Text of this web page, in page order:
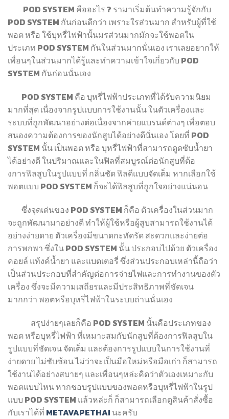
POD SYSTEM คืออะไร ? รามาเริ่มต้นทำความรู้จักกับ
POD SYSTEM กันก่อนดีกว่า เพราะใรส่วนมาก สำหรับผู้ที่ใช้
พอต หรือ ใช้บุหรี่ไฟฟ้านั้นมรส่วนมากมักจะใช้พอตใน
ประเภท POD SYSTEM กันในส่วนมากนั่นเอง เราเลยอยากให้
เพื่อนๆในส่วนมากได้รู้และทำความเข้าใจเกี่ยวกับ POD
SYSTEM กันก่อนนั่นเอง
POD SYSTEM คือ บุหรี่ไฟฟ้าประเภทที่ได้รับความนิยม
มากที่สุด เนื่องจากรูปแบบการใช้งานนั้น ในตัวเครื่องและ
ระบบที่ถูกพัฒนาอย่างต่อเนื่องจากค่ายแบรนด์ต่างๆ เพื่อตอบ
สนองความต้องการของนักสูบได้อย่างดีนั่นเอง โดยที่ POD
SYSTEM นั้น เป็นพอต หรือ บุหรี่ไฟฟ้าที่สามารถดูดซับน้ำยา
ได้อย่างดี ในปริมาณและในฟิลที่สมบูรณ์ต่อนักสูบที่ต้อ
งการฟิลสูบในรูปแบบที่ กลิ่นชัด ฟิลดีแบบจัดเต็ม หากเลือกใช้
พอตแบบ POD SYSTEM ก็จะได้ฟิลสูบที่ถูกใจอย่างแน่นอน
ซึ่งจุดเด่นของ POD SYSTEM ก็คือ ตัวเครื่องในส่วนมาก
จะถูกพัฒนามาอย่างดี ทำให้ผู้ใช้หรือผู้สูบสามารถใช้งานได้
อย่างง่ายดาย ตัวเครื่องมีขนาดกะทัดรัด สะดวกและง่ายต่อ
การพกพา ซึ่งใน POD SYSTEM นั้น ประกอบไปด้วย ตัวเครื่อง
คอยล์ แท้งค์น้ำยา และแบตเตอรี่ ซึ่งส่วนประกอบเหล่านี้ถือว่า
เป็นส่วนประกอบที่สำคัญต่อการจ่ายไฟและการทำงานของตัว
เครื่อง ซึ่งจะมีความเสถียรและมีประสิทธิภาพที่ชัดเจน
มากกว่า พอตหรือบุหรี่ไฟฟ้าในระบบถ่านนั่นเอง
สรุปง่ายๆเลยก็คือ POD SYSTEM นั้นคือประเภทของ
พอต หรือบุหรี่ไฟฟ้า ที่เหมาะสมกับนักสูบที่ต้องการฟิลสูบใน
รูปแบบที่ชัดเจน จัดเต็ม และต้องการรูปแบบในการใช้งานที่
ง่ายดาย ไม่ซับซ้อน ไม่ว่าจะเป็นมือใหม่หรือมือเก่า ก็สามารถ
ใช้งานได้อย่างสบายๆ และเพื่อนๆหล่ะคิดว่าตัวเองเหมาะกับ
พอตแบบไหน หากชอบรูปแบบของพอตหรือบุหรี่ไฟฟ้าในรูป
แบบ POD SYSTEM แล้วหล่ะก็ ก็สามารถเลือกดูสินค้าสั่งซื้อ
กับเราได้ที่ METAVAPETHAI นะครับ